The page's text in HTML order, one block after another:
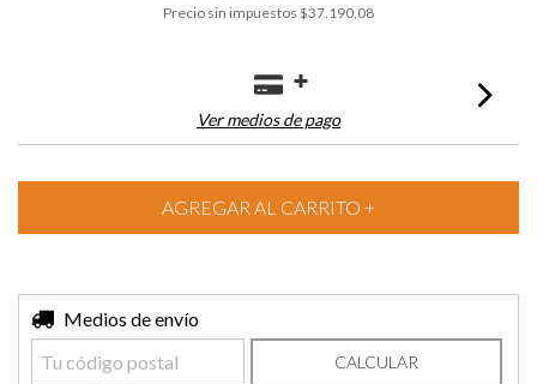
Precio sin impuestos $37.190,08
Ver medios de pago
Entregas para el CP:
Medios de envío
CALCULAR